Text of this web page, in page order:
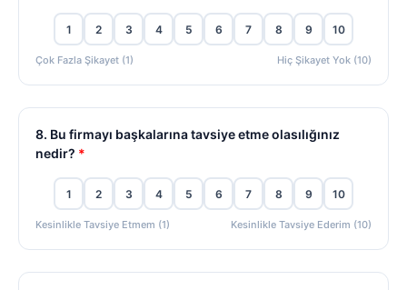
1 2 3 4 5 6 7 8 9 10
Çok Fazla Şikayet (1) Hiç Şikayet Yok (10)
8. Bu firmayı başkalarına tavsiye etme olasılığınız
nedir? *
1 2 3 4 5 6 7 8 9 10
Kesinlikle Tavsiye Etmem (1) Kesinlikle Tavsiye Ederim (10)